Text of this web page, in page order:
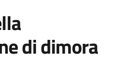
di dimora